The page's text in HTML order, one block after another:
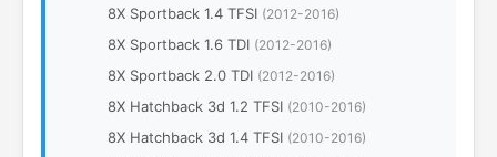
8X Sportback 1.4 TFSI (2012-2016)
8X Sportback 1.6 TDI (2012-2016)
8X Sportback 2.0 TDI (2012-2016)
8Х Hatchback 3d 1.2 TFSI (2010-2016)
8Х Hatchback 3d 1.4 TFSI (2010-2016)